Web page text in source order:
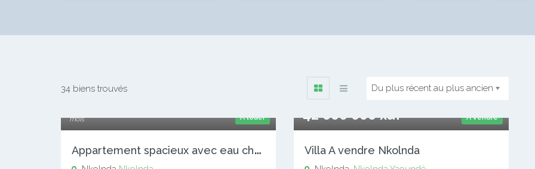
34 biens trouvés Du plus récent au plus ancien
A louer
mois
A
ppartement spacieux avec eau chaude a Nkolnda. 2 chambres 3
A vendre
42 000 000 xaf
Villa A vendre Nkolnda